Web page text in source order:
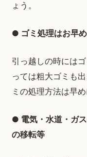
ょう。
● ゴミ処理はお早
引っ越しの時には
っては粗大ゴミも
ミの処理方法は早
● 電気・水道・ガ
の移転等